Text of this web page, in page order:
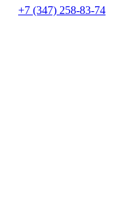
+7 (347) 258-83-74